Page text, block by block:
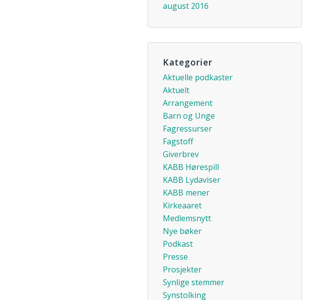
august 2016
Kategorier
Aktuelle podkaster
Aktuelt
Arrangement
Barn og Unge
Fagressurser
Fagstoff
Giverbrev
KABB Hørespill
KABB Lydaviser
KABB mener
Kirkeaaret
Medlemsnytt
Nye bøker
Podkast
Presse
Prosjekter
Synlige stemmer
Synstolking